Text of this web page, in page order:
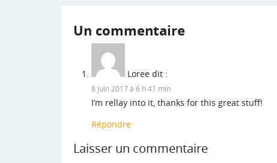
Un commentaire
Loree dit :
8 juin 2017 à 6 h 41 min
I’m rellay into it, thanks for this great stuff!
Répondre
Laisser un commentaire